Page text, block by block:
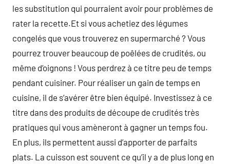
les substitution qui pourraient avoir pour problèmes de
rater la recette.Et si vous achetiez des légumes
congelés que vous trouverez en supermarché ? Vous
pourrez trouver beaucoup de poêlées de crudités, ou
même d’oignons ! Vous perdrez à ce titre peu de temps
pendant cuisiner. Pour réaliser un gain de temps en
cuisine, il de s’avérer être bien équipé. Investissez à ce
titre dans des produits de découpe de crudités très
pratiques qui vous amèneront à gagner un temps fou.
En plus, ils permettent aussi d’apporter de parfaits
plats. La cuisson est souvent ce qu’il y a de plus long en